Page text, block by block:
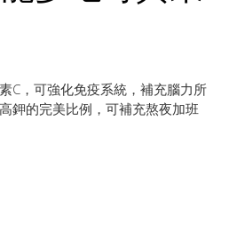
C，可強化免疫系統，補充腦力所
鉀的完美比例，可補充熬夜加班